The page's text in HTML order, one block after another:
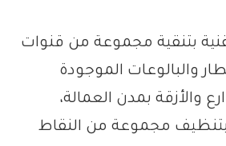
بتنقية مجموعة من قنوات
والبالوعات الموجودة
والأزقة بمدن العمالة،
مجموعة من النقاط